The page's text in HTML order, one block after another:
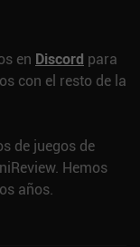
en Discord para
con el resto de la
de juegos de
Hemos
años.